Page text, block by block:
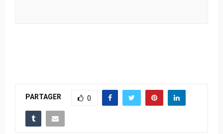
PARTAGER 0